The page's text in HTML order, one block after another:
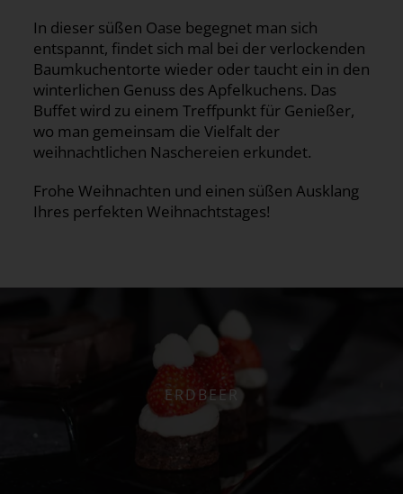
In dieser süßen Oase begegnet man sich
entspannt, findet sich mal bei der verlockenden
Baumkuchentorte wieder oder taucht ein in den
winterlichen Genuss des Apfelkuchens. Das
Buffet wird zu einem Treffpunkt für Genießer,
wo man gemeinsam die Vielfalt der
weihnachtlichen Naschereien erkundet.
Frohe Weihnachten und einen süßen Ausklang
Ihres perfekten Weihnachtstages!
ERDBEER